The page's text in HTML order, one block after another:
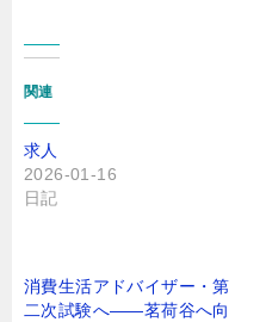
関連
求人
2026-01-16
日記
消費生活アドバイザー・第
二次試験へ――茗荷谷へ向